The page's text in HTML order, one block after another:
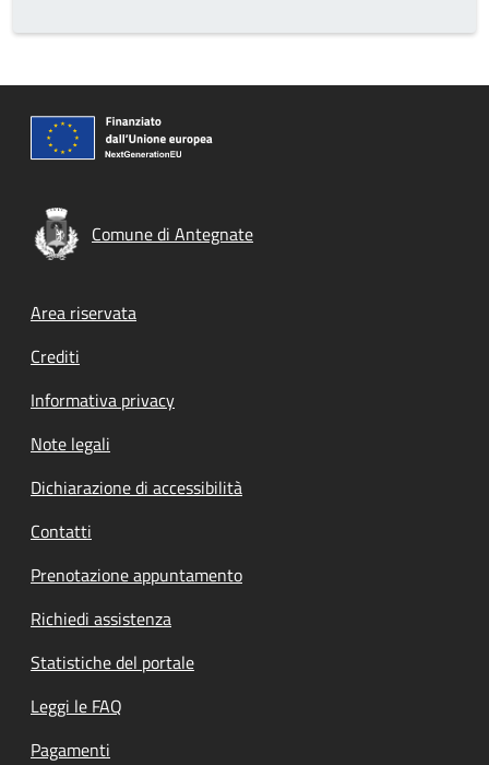
Comune di Antegnate
Footer menu
Area riservata
Crediti
Informativa privacy
Note legali
Dichiarazione di accessibilità
Contatti
Prenotazione appuntamento
Richiedi assistenza
Statistiche del portale
Leggi le FAQ
Pagamenti